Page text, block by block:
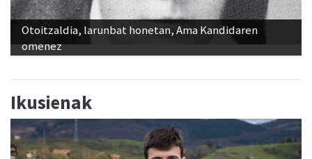
Otoitzaldia, larunbat honetan, Ama Kandidaren
omenez
Ikusienak